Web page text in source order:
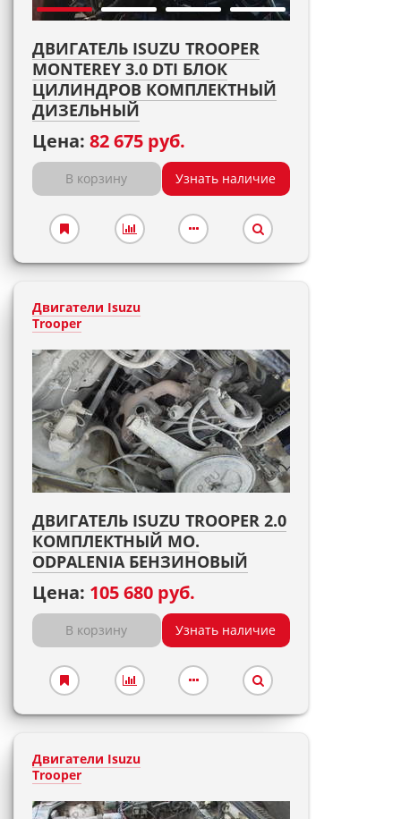
ДВИГАТЕЛЬ ISUZU TROOPER
MONTEREY 3.0 DTI БЛОК
ЦИЛИНДРОВ КОМПЛЕКТНЫЙ
ДИЗЕЛЬНЫЙ
Цена: 82 675 руб.
В корзину Узнать наличие
Двигатели Isuzu
Trooper
ДВИГАТЕЛЬ ISUZU TROOPER 2.0
КОМПЛЕКТНЫЙ MO.
ODPALENIA БЕНЗИНОВЫЙ
Цена: 105 680 руб.
В корзину Узнать наличие
Двигатели Isuzu
Trooper